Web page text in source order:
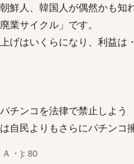
鮮人、韓国人が偶然かも知
業サイクル」です。
げはいくらになり、利益は
チンコを法律で禁止しよう
自民よりもさらにパチンコ
・): 80